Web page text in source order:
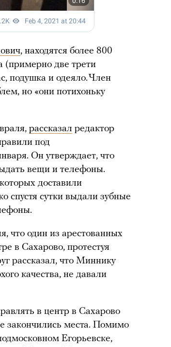
, находятся более 800
(примерно две трети
подушка и одеяло. Член
но «они потихоньку
рассказал редактор
под
Он утверждает, что
вещи и телефоны.
доставили
спустя сутки выдали зубные
что один из арестованных
в Сахарово, протестуя
рассказал, что Миннику
качества, не давали
в центр в Сахарово
закончились места. Помимо
Егорьевске,